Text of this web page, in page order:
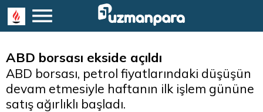
ABD borsası ekside açıldı
ABD borsası, petrol fiyatlarındaki düşüşün
devam etmesiyle haftanın ilk işlem gününe
satış ağırlıklı başladı.